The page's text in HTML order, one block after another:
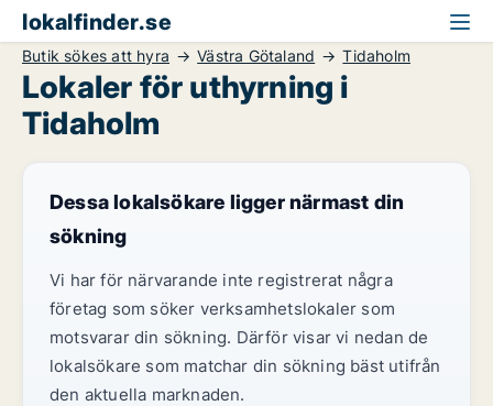
lokalfinder.se
Butik sökes att hyra Västra Götaland Tidaholm
Lokaler för uthyrning i
Tidaholm
Dessa lokalsökare ligger närmast din
sökning
Vi har för närvarande inte registrerat några
företag som söker verksamhetslokaler som
motsvarar din sökning. Därför visar vi nedan de
lokalsökare som matchar din sökning bäst utifrån
den aktuella marknaden.